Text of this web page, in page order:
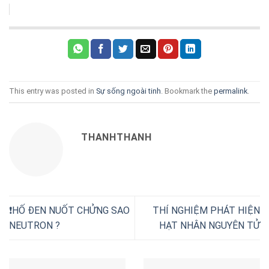
This entry was posted in Sự sống ngoài tinh. Bookmark the permalink.
THANHTHANH
❗HỐ ĐEN NUỐT CHỬNG SAO
NEUTRON ?
THÍ NGHIỆM PHÁT HIỆN
HẠT NHÂN NGUYÊN TỬ